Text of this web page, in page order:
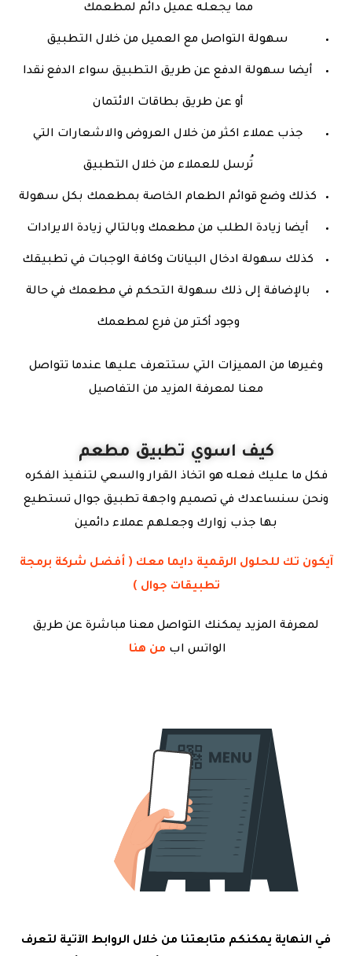
مما يجعله عميل دائم لمطعمك
سهولة التواصل مع العميل من خلال التطبيق
أيضا سهولة الدفع عن طريق التطبيق سواء الدفع نقدا
أو عن طريق بطاقات الائتمان
جذب عملاء اكثر من خلال العروض والاشعارات التي
تُرسل للعملاء من خلال التطبيق
كذلك وضع قوائم الطعام الخاصة بمطعمك بكل سهولة
أيضا زيادة الطلب من مطعمك وبالتالي زيادة الايرادات
كذلك سهولة ادخال البيانات وكافة الوجبات في تطبيقك
بالإضافة إلى ذلك سهولة التحكم في مطعمك في حالة
وجود أكتر من فرع لمطعمك
وغيرها من المميزات التي ستتعرف عليها عندما تتواصل
معنا لمعرفة المزيد من التفاصيل
كيف اسوي تطبيق مطعم
فكل ما عليك فعله هو اتخاذ القرار والسعي لتنفيذ الفكره
ونحن سنساعدك في تصميم واجهة تطبيق جوال تستطيع
بها جذب زوارك وجعلهم عملاء دائمين
آيكون تك للحلول الرقمية دايما معك ( أفضل شركة برمجة
تطبيقات جوال )
لمعرفة المزيد يمكنك التواصل معنا مباشرة عن طريق
الواتس اب من هنا
في النهاية يمكنكم متابعتنا من خلال الروابط الآتية لتعرف